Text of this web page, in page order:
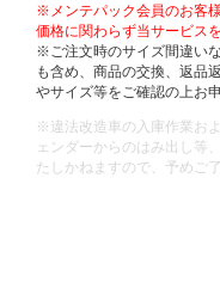
※メンテパック会員のお客
価格に関わらず当サービス
※ご注文時のサイズ間違い
も含め、商品の交換、返品
やサイズ等をご確認の上お
※違法改造車の入庫作業お
ェンダーからのはみ出し等
たしかねますので、予めご